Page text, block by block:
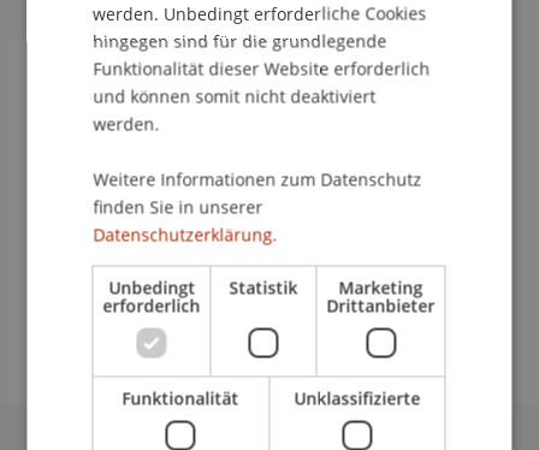
Studienverwaltung Bachelorstudiengang
Architektur
Studierende, Alumni, Dozierende und Freunde
des Instituts für Architektur und
Thema «Wenn Architektur ...» festgehalten. Die
Ideen wurden jeweils direkt auf Postkarten
gezeichnet, geschrieben, geklebt usw. Die
Ausstellung wird laufend mit den neuesten
Zusendungen ergänzt.
werden. Unbedingt erforderliche Cookies
hingegen sind für die grundlegende
Funktionalität dieser Website erforderlich
und können somit nicht deaktiviert
werden.
Weitere Informationen zum Datenschutz
finden Sie in unserer
Datenschutzerklärung.
Unbedingt
erforderlich
Statistik Marketing
Drittanbieter
Funktionalität Unklassifizierte